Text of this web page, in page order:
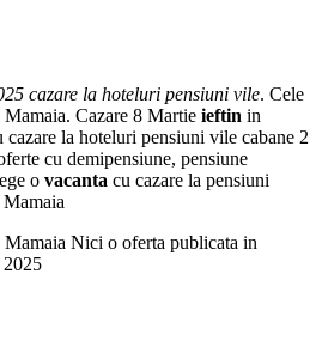
cazare la hoteluri pensiuni vile. Cele
Cazare 8 Martie ieftin in
la hoteluri pensiuni vile cabane 2
cu demipensiune, pensiune
o vacanta cu cazare la pensiuni
Nici o oferta publicata in
2025